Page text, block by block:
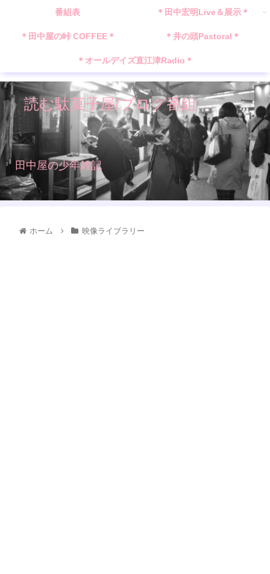
読む駄菓子屋/ブログ番組
田中屋の少年雑記
番組表 ＊田中宏明Live＆展示＊
＊田中屋の峠 COFFEE＊ ＊井の頭Pastoral＊
＊オールデイズ直江津Radio＊
ホーム 映像ライブラリー